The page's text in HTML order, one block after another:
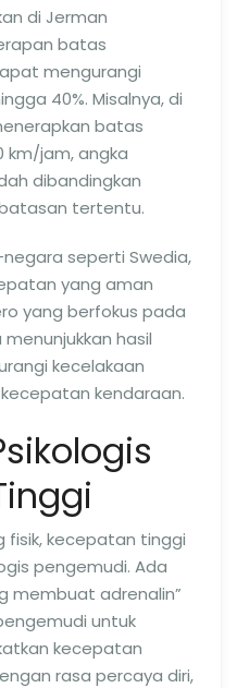
di Jerman
batas
mengurangi
40%. Misalnya, di
batas
km/jam, angka
dibandingkan
tertentu.
seperti Swedia,
yang aman
yang berfokus pada
hasil
kecelakaan
kendaraan.
fisik, kecepatan tinggi
pengemudi. Ada
membuat adrenalin”
untuk
kecepatan
rasa percaya diri,